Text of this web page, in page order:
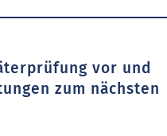
vor und
zum nächsten